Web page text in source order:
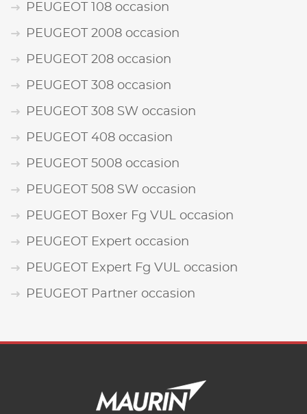
PEUGEOT 108 occasion
PEUGEOT 2008 occasion
PEUGEOT 208 occasion
PEUGEOT 308 occasion
PEUGEOT 308 SW occasion
PEUGEOT 408 occasion
PEUGEOT 5008 occasion
PEUGEOT 508 SW occasion
PEUGEOT Boxer Fg VUL occasion
PEUGEOT Expert occasion
PEUGEOT Expert Fg VUL occasion
PEUGEOT Partner occasion